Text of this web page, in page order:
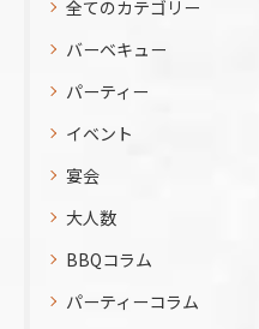
全てのカテゴリー
バーベキュー
パーティー
イベント
宴会
大人数
BBQコラム
パーティーコラム